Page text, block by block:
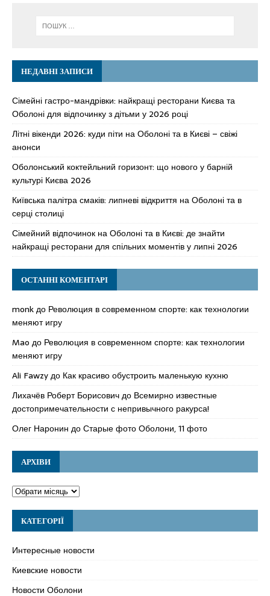
НЕДАВНІ ЗАПИСИ
Сімейні гастро-мандрівки: найкращі ресторани Києва та
Оболоні для відпочинку з дітьми у 2026 році
Літні вікенди 2026: куди піти на Оболоні та в Києві – свіжі
анонси
Оболонський коктейльний горизонт: що нового у барній
культурі Києва 2026
Київська палітра смаків: липневі відкриття на Оболоні та в
серці столиці
Сімейний відпочинок на Оболоні та в Києві: де знайти
найкращі ресторани для спільних моментів у липні 2026
ОСТАННІ КОМЕНТАРІ
monkдо Революция в современном спорте: как технологии
меняют игру
Mao до Революция в современном спорте: как технологии
меняют игру
Ali Fawzyдо Как красиво обустроить маленькую кухню
Лихачёв Роберт Борисовичдо Всемирно известные
достопримечательности с непривычного ракурса!
Олег Наронин доСтарые фото Оболони, 11 фото
АРХІВИ
КАТЕГОРІЇ
Интересные новости
Киевские новости
Новости Оболони